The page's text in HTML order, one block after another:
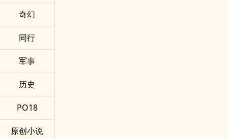
奇幻
同行
军事
历史
PO18
原创小说